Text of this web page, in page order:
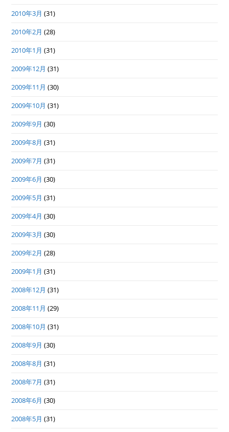
2010年3月 (31)
2010年2月 (28)
2010年1月 (31)
2009年12月 (31)
2009年11月 (30)
2009年10月 (31)
2009年9月 (30)
2009年8月 (31)
2009年7月 (31)
2009年6月 (30)
2009年5月 (31)
2009年4月 (30)
2009年3月 (30)
2009年2月 (28)
2009年1月 (31)
2008年12月 (31)
2008年11月 (29)
2008年10月 (31)
2008年9月 (30)
2008年8月 (31)
2008年7月 (31)
2008年6月 (30)
2008年5月 (31)